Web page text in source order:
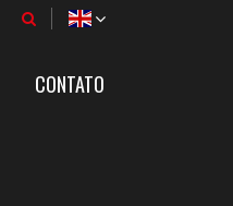
CONTATO